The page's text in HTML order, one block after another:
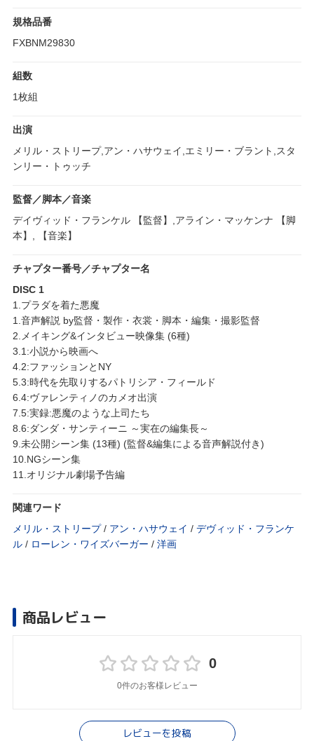
規格品番
FXBNM29830
組数
1枚組
出演
メリル・ストリープ,アン・ハサウェイ,エミリー・ブラント,スタ
ンリー・トゥッチ
監督／脚本／音楽
デイヴィッド・フランケル 【監督】,アライン・マッケンナ 【脚
本】, 【音楽】
チャプター番号／チャプター名
DISC 1
1.プラダを着た悪魔
1.音声解説 by監督・製作・衣裳・脚本・編集・撮影監督
2.メイキング&インタビュー映像集 (6種)
3.1:小説から映画へ
4.2:ファッションとNY
5.3:時代を先取りするパトリシア・フィールド
6.4:ヴァレンティノのカメオ出演
7.5:実録:悪魔のような上司たち
8.6:ダンダ・サンティーニ ～実在の編集長～
9.未公開シーン集 (13種) (監督&編集による音声解説付き)
10.NGシーン集
11.オリジナル劇場予告編
関連ワード
メリル・ストリープ/ アン・ハサウェイ / デヴィッド・フランケ
ル / ローレン・ワイズバーガー / 洋画
商品レビュー
0
0件のお客様レビュー
レビューを投稿